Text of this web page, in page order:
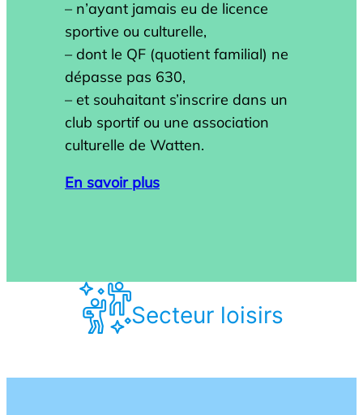
– n’ayant jamais eu de licence
sportive ou culturelle,
– dont le QF (quotient familial) ne
dépasse pas 630,
– et souhaitant s’inscrire dans un
club sportif ou une association
culturelle de Watten.
En savoir plus
Secteur loisirs